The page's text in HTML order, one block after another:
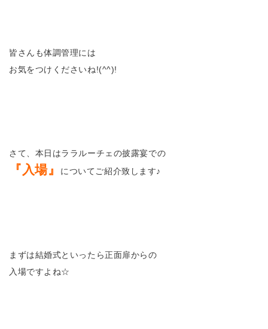
皆さんも体調管理には
お気をつけくださいね!(^^)!
さて、本日はララルーチェの披露宴での
『入場』 についてご紹介致します♪
まずは結婚式といったら正面扉からの
入場ですよね☆